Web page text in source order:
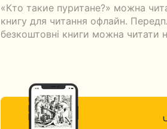
«Кто такие пуритане?» можна
книгу для читання офлайн.
безкоштовні книги можна читати